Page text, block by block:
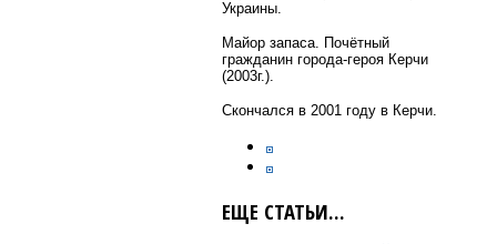
Украины.
Майор запаса.
Почётный
гражданин города-героя Керчи
(2003г.).
Скончался в 2001 году в Керчи.
ЕЩЕ СТАТЬИ...